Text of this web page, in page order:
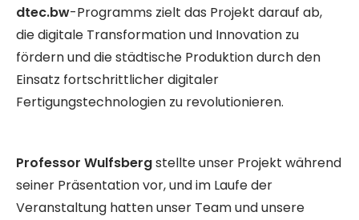
dtec.bw-Programms zielt das Projekt darauf ab,
die digitale Transformation und Innovation zu
fördern und die städtische Produktion durch den
Einsatz fortschrittlicher digitaler
Fertigungstechnologien zu revolutionieren.
Professor Wulfsbergstellte unser Projekt während
seiner Präsentation vor, und im Laufe der
Veranstaltung hatten unser Team und unsere